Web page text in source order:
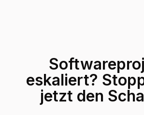
eskaliert?
jetzt den